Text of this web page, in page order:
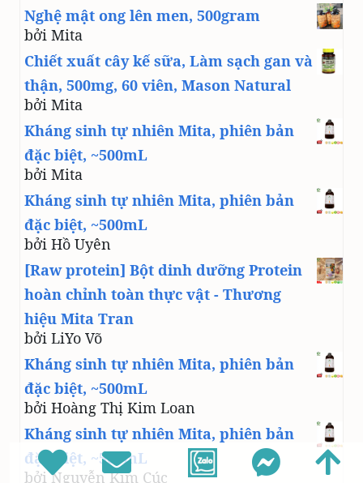
Nghệ mật ong lên men, 500gram
bởi Mita
Chiết xuất cây kế sữa, Làm sạch gan và
thận, 500mg, 60 viên, Mason Natural
bởi Mita
Kháng sinh tự nhiên Mita, phiên bản
đặc biệt, ~500mL
bởi Mita
Kháng sinh tự nhiên Mita, phiên bản
đặc biệt, ~500mL
bởi Hồ Uyên
[Raw protein] Bột dinh dưỡng Protein
hoàn chỉnh toàn thực vật - Thương
hiệu Mita Tran
bởi LiYo Võ
Kháng sinh tự nhiên Mita, phiên bản
đặc biệt, ~500mL
bởi Hoàng Thị Kim Loan
Kháng sinh tự nhiên Mita, phiên bản
đặc biệt, ~500mL
bởi Nguyễn Kim Cúc